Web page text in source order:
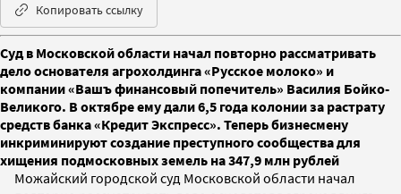
Копировать ссылку
Суд в Московской области начал повторно рассматривать
дело основателя агрохолдинга «Русское молоко» и
компании «Вашъ финансовый попечитель» Василия Бойко-
Великого. В октябре ему дали 6,5 года колонии за растрату
средств банка «Кредит Экспресс». Теперь бизнесмену
инкриминируют создание преступного сообщества для
хищения подмосковных земель на 347,9 млн рублей
Можайский городской суд Московской области начал